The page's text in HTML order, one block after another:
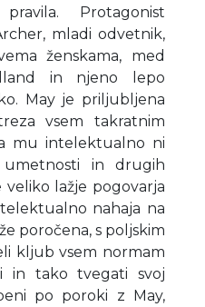
Protagonist
mladi odvetnik,
ženskama, med
in njeno lepo
May je priljubljena
vsem takratnim
mu intelektualno ni
umetnosti in drugih
lažje pogovarja
nahaja na
poročena, s poljskim
kljub vsem normam
in tako tvegati svoj
po poroki z May,